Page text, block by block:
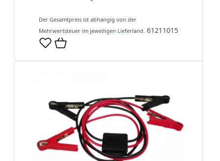
Der Gesamtpreis ist abhängig von der
Mehrwertsteuer im jeweiligen Lieferland. 61211015